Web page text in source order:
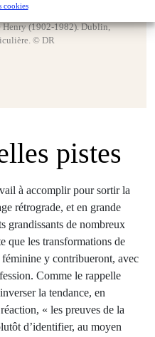
cookies
Henry (1902‑1982). Dublin,
© DR
pistes
à accomplir pour sortir la
rétrograde, et en grande
grandissants de nombreux
que les transformations de
y contribueront, avec
Comme le rappelle
la tendance, en
« les preuves de la
d’identifier, au moyen